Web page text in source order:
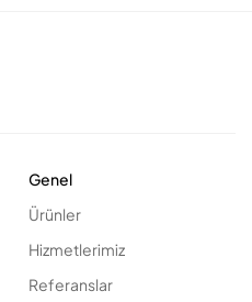
Genel
Ürünler
Hizmetlerimiz
Referanslar